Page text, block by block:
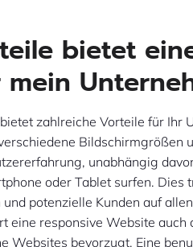
bietet
zahlreiche Vorteile für Ihr
Bildschirmgrößen
unabhängig
oder Tablet surfen. Dies
potenzielle Kunden auf
eine responsive Website auch
Websites bevorzugt. Eine